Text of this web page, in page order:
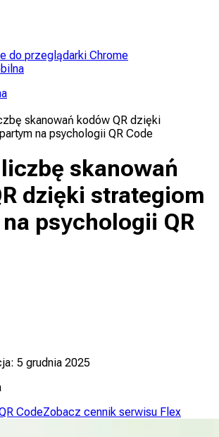
do przeglądarki Chrome
skanowań kodów QR dzięki
na psychologii QR Code
skanowań
dzięki strategiom
psychologii QR
5 grudnia 2025
CodeZobacz cennik serwisu Flex